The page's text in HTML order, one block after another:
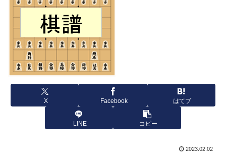
X Facebook はてブ
LINE コピー
2023.02.02